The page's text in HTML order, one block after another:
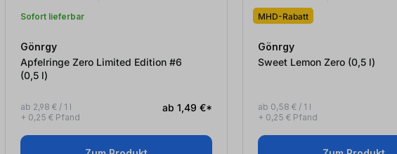
Sofort lieferbar
Gönrgy
Apfelringe Zero Limited Edition #6
(0,5 l)
ab 2,98 € / 1 l
+ 0,25 € Pfand
ab 1,49 €*
MHD-Rabatt
Gönrgy
Sweet Lemon Zero (0,5 l)
ab 0,58 € / 1 l
+ 0,25 € Pfand